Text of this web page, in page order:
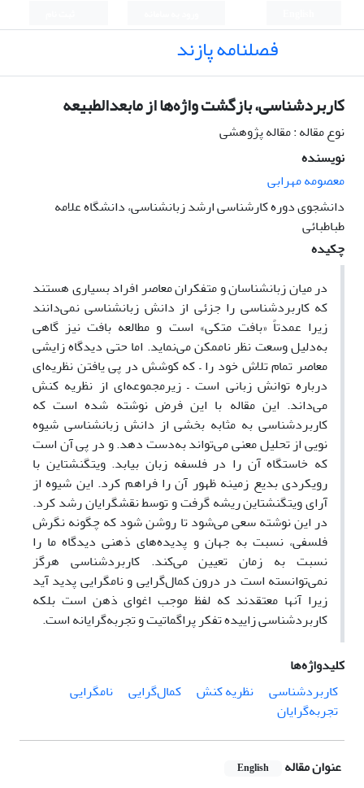
فصلنامه پازند
کاربردشناسی، بازگشت واژه‌ها از مابعدالطبیعه
نوع مقاله : مقاله پژوهشی
نویسنده
معصومه مهرابی
دانشجوی دوره کارشناسی ارشد زبانشناسی، دانشگاه علامه
طباطبائی
چکیده
در میان زبانشناسان و متفکران معاصر افراد بسیاری هستند
که کاربردشناسی را جزئی از دانش زبانشناسی نمی‌دانند
زیرا عمدتاً «بافت متکی» است و مطالعه بافت نیز گاهی
به‌دلیل وسعت‌ نظر ناممکن می‌نماید. اما حتی دیدگاه زایشی
معاصر تمام تلاش خود را – که کوشش در پی یافتن نظریه‌ای
درباره توانش زبانی است – زیرمجموعه‌ای از نظریه کنش
می‌داند. این مقاله با این فرض نوشته شده است که
کاربردشناسی به مثابه بخشی از دانش زبانشناسی شیوه
نویی از تحلیل معنی می‌تواند به‌دست دهد. و در پی آن است
که خاستگاه آن را در فلسفه زبان بیابد. ویتگنشتاین با
رویکردی بدیع زمینه ظهور آن را فراهم کرد. این شیوه از
آرای ویتگنشتاین ریشه گرفت و توسط نقشگرایان رشد کرد.
در این نوشته سعی می‌شود تا روشن شود که چگونه نگرش
فلسفی، نسبت به جهان و پدیده‌های ذهنی دیدگاه ما را
نسبت به زمان تعیین می‌کند. کاربردشناسی هرگز
نمی‌توانسته است در درون کمال‌گرایی و نامگرایی پدید آید
زیرا آنها معتقدند که لفظ موجب اغوای ذهن است بلکه
کاربردشناسی زاییده تفکر پراگماتیت و تجربه‌گرایانه است.
کلیدواژه‌ها
کاربردشناسی
نظریه کنش کمال‌گرایی
نامگرایی
تجربه‌گرایان
عنوان مقاله English